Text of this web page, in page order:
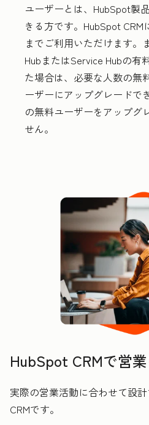
ユーザーとは、HubSpot製
きる方です。HubSpot
までご利用いただけます。
HubまたはService Hubの有
た場合は、必要な人数の無
ーザーにアップグレードで
の無料ユーザーをアップグ
せん。
HubSpot CRMで営
実際の営業活動に合わせて設
CRMです。